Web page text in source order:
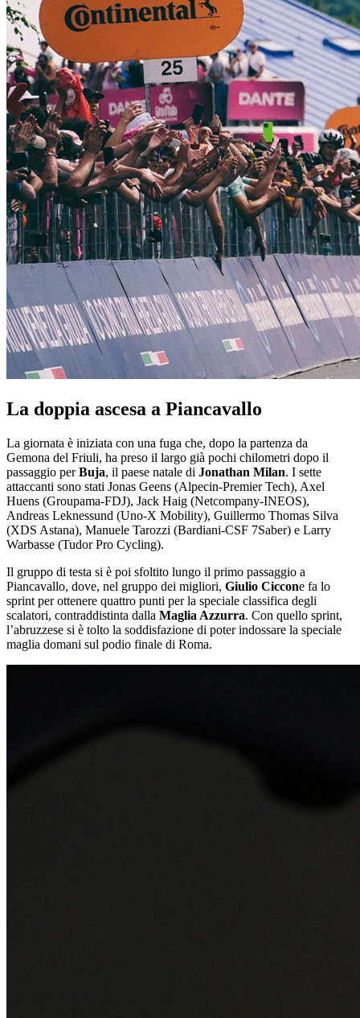
La doppia ascesa a Piancavallo
La giornata è iniziata con una fuga che, dopo la partenza da
Gemona del Friuli, ha preso il largo già pochi chilometri dopo il
passaggio perBuja, il paese natale di Jonathan Milan. I sette
attaccanti sono stati Jonas Geens (Alpecin-Premier Tech), Axel
Huens (Groupama-FDJ), Jack Haig (Netcompany-INEOS),
Andreas Leknessund (Uno-X Mobility), Guillermo Thomas Silva
(XDS Astana), Manuele Tarozzi (Bardiani-CSF 7Saber) e Larry
Warbasse (Tudor Pro Cycling).
Il gruppo di testa si è poi sfoltito lungo il primo passaggio a
Piancavallo, dove, nel gruppo dei migliori, Giulio Ciccone fa lo
sprint per ottenere quattro punti per la speciale classifica degli
scalatori, contraddistinta dalla Maglia Azzurra. Con quello sprint,
l’abruzzese si è tolto la soddisfazione di poter indossare la speciale
maglia domani sul podio finale di Roma.